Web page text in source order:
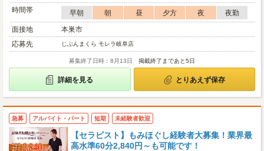
時間帯 早朝 朝 昼 夕方 夜
夜勤
面接地
本巣市
応募先
じぶんまくら モレラ岐阜店
募集終了日時：8月13日 掲載終了まであと5日
詳細を見る とりあえず保存
急募 アルバイト・パート 短期 未経験者歓迎
【セラピスト】もみほぐし経験者大募集！業界最
高水準60分2,840円～も可能です！